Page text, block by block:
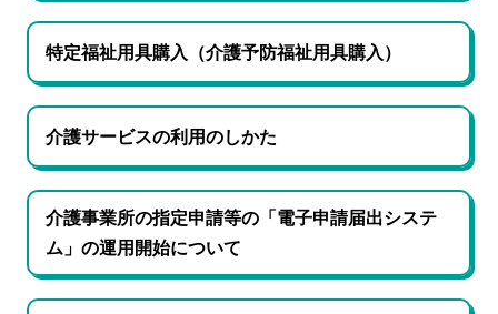
特定福祉用具購入（介護予防福祉用具購入）
介護サービスの利用のしかた
介護事業所の指定申請等の「電子申請届出システ
ム」の運用開始について